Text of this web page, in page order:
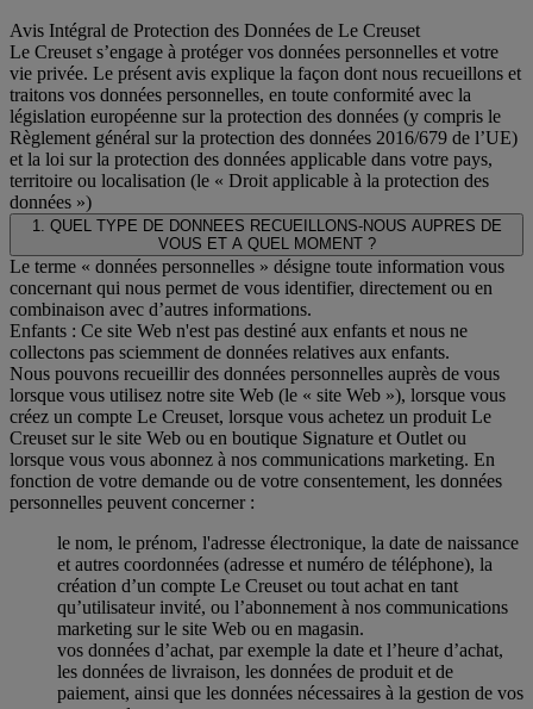
Avis Intégral de Protection des Données de Le Creuset
Le Creuset s’engage à protéger vos données personnelles et votre
vie privée. Le présent avis explique la façon dont nous recueillons et
traitons vos données personnelles, en toute conformité avec la
législation européenne sur la protection des données (y compris le
Règlement général sur la protection des données 2016/679 de l’UE)
et la loi sur la protection des données applicable dans votre pays,
territoire ou localisation (le « Droit applicable à la protection des
données »)
1. QUEL TYPE DE DONNEES RECUEILLONS-NOUS AUPRES DE
VOUS ET A QUEL MOMENT ?
Le terme « données personnelles » désigne toute information vous
concernant qui nous permet de vous identifier, directement ou en
combinaison avec d’autres informations.
Enfants : Ce site Web n'est pas destiné aux enfants et nous ne
collectons pas sciemment de données relatives aux enfants.
Nous pouvons recueillir des données personnelles auprès de vous
lorsque vous utilisez notre site Web (le « site Web »), lorsque vous
créez un compte Le Creuset, lorsque vous achetez un produit Le
Creuset sur le site Web ou en boutique Signature et Outlet ou
lorsque vous vous abonnez à nos communications marketing. En
fonction de votre demande ou de votre consentement, les données
personnelles peuvent concerner :
le nom, le prénom, l'adresse électronique, la date de naissance
et autres coordonnées (adresse et numéro de téléphone), la
création d’un compte Le Creuset ou tout achat en tant
qu’utilisateur invité, ou l’abonnement à nos communications
marketing sur le site Web ou en magasin.
vos données d’achat, par exemple la date et l’heure d’achat,
les données de livraison, les données de produit et de
paiement, ainsi que les données nécessaires à la gestion de vos